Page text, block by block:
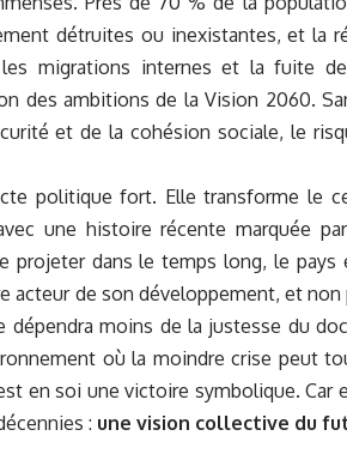
détruites ou inexistantes, et la
les migrations internes et la fuite
des ambitions de la Vision 2060.
et de la cohésion sociale, le
politique fort. Elle transforme le
une histoire récente marquée
projeter dans le temps long, le pays
acteur de son développement, et non
dépendra moins de la justesse du
où la moindre crise peut
en soi une victoire symbolique. Car
: une vision collective du